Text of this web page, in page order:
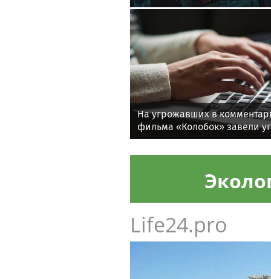
На угрожавших в
фильма «Колобок» завели
Life24.pro